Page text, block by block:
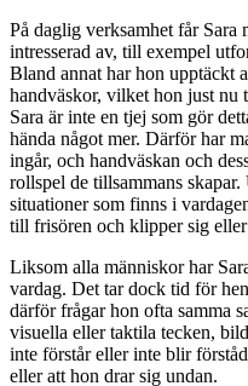
På daglig verksamhet får Sara
intresserad av, till exempel
Bland annat har hon upptäckt
handväskor, vilket hon just nu
Sara är inte en tjej som gör
hända något mer. Därför har
ingår, och handväskan och
rollspel de tillsammans
situationer som finns i
till frisören och klipper sig
Liksom alla människor har
vardag. Det tar dock tid för
därför frågar hon ofta samma
visuella eller taktila tecken,
inte förstår eller inte blir
eller att hon drar sig undan.